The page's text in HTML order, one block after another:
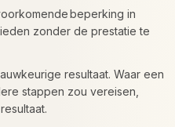
beperking in
zonder de prestatie te
resultaat. Waar een
stappen zou vereisen,